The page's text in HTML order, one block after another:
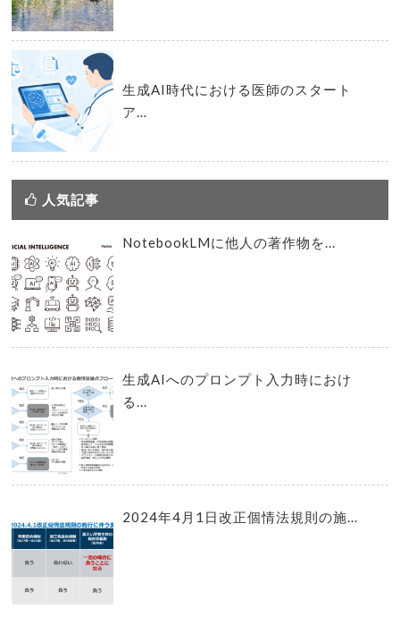
生成AI時代における医師のスタート
ア…
人気記事
NotebookLMに他人の著作物を...
生成AIへのプロンプト入力時におけ
る...
2024年4月1日改正個情法規則の施...